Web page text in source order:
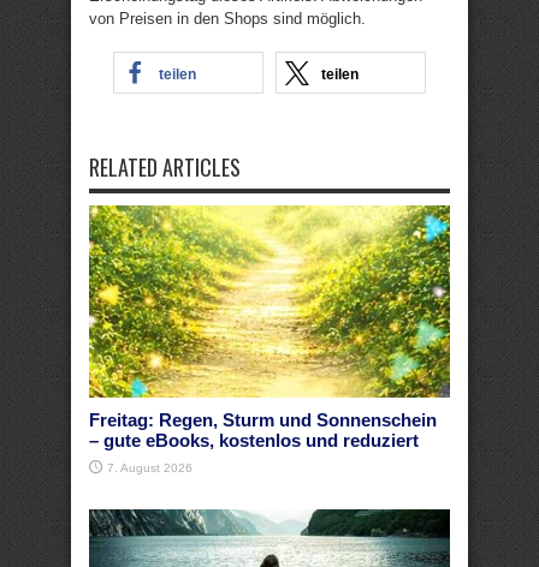
von Preisen in den Shops sind möglich.
teilen teilen
RELATED ARTICLES
Freitag: Regen, Sturm und Sonnenschein
– gute eBooks, kostenlos und reduziert
7. August 2026